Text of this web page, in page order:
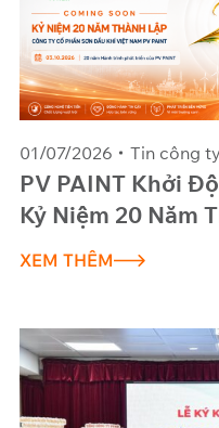
01/07/2026 Tin công ty
PV PAINT Khởi
Kỷ Niệm 20 Năm
XEM THÊM